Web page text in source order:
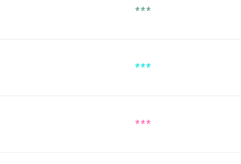
***
***
***